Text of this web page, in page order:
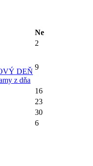
Ne
2
DEŇ
z dňa
9
16
23
30
6